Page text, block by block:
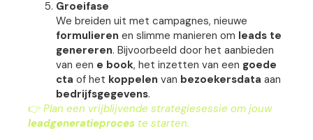
Groeifase
We breiden uit met campagnes, nieuwe
formulieren en slimme manieren om leads te
genereren. Bijvoorbeeld door het aanbieden
van een e book, het inzetten van een goede
cta of het koppelen van bezoekersdata aan
bedrijfsgegevens.
👉Plan een vrijblijvende strategiesessie om jouw
leadgeneratieproces te starten.